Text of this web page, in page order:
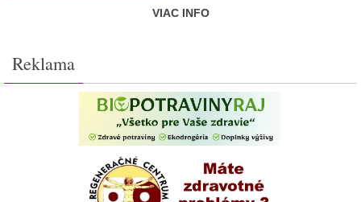
VIAC INFO
Reklama